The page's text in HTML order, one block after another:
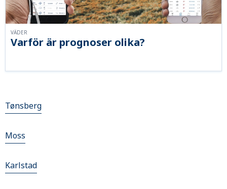
Varför är prognoser olika?
VÄDER
Tønsberg
Moss
Karlstad